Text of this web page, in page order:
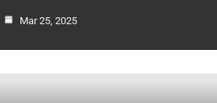
Mar 25, 2025